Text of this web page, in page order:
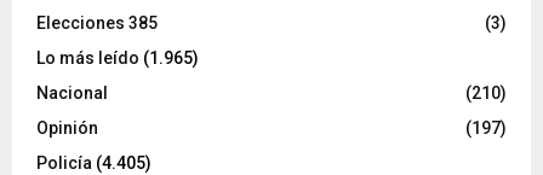
Elecciones 385
(3)
Lo más leído (1.965)
Nacional
(210)
Opinión
(197)
Policía (4.405)